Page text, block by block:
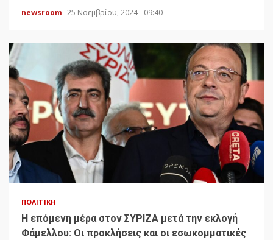
newsroom 25 Νοεμβρίου, 2024 - 09:40
ΠΟΛΙΤΙΚΉ
H επόμενη μέρα στον ΣΥΡΙΖΑ μετά την εκλογή
Φάμελλου: Οι προκλήσεις και οι εσωκομματικές